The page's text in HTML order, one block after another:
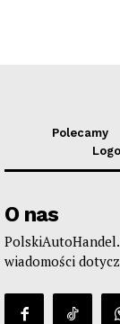
Polecamy
O nas
wiadomości